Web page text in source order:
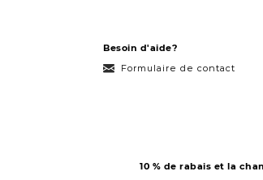
Besoin d'aide?
Formulaire de contact
10 % de rabais et la